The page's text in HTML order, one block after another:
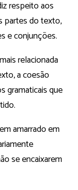
respeito aos
partes do texto,
e conjunções.
relacionada
a coesão
gramaticais que
amarrado em
se encaixarem